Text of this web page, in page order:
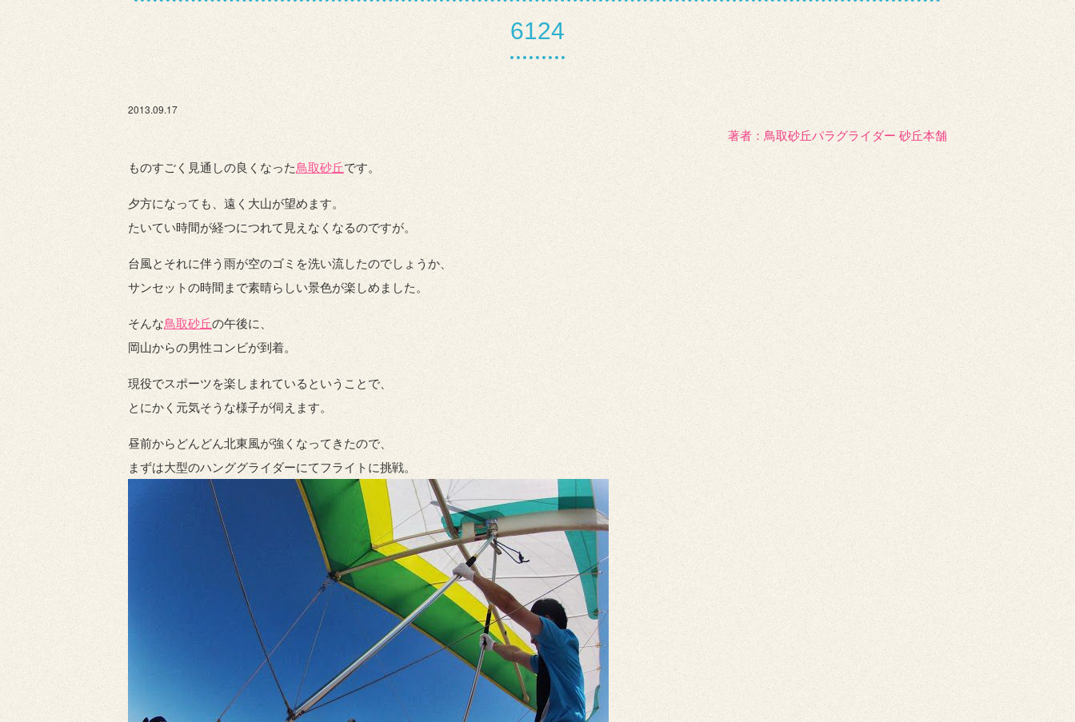
6124
2013.09.17
著者：️鳥取砂丘パラグライダー 砂丘本舗
ものすごく見通しの良くなった鳥取砂丘です。
夕方になっても、遠く大山が望めます。
たいてい時間が経つにつれて見えなくなるのですが。
台風とそれに伴う雨が空のゴミを洗い流したのでしょうか、
サンセットの時間まで素晴らしい景色が楽しめました。
そんな鳥取砂丘の午後に、
岡山からの男性コンビが到着。
現役でスポーツを楽しまれているということで、
とにかく元気そうな様子が伺えます。
昼前からどんどん北東風が強くなってきたので、
まずは大型のハンググライダーにてフライトに挑戦。